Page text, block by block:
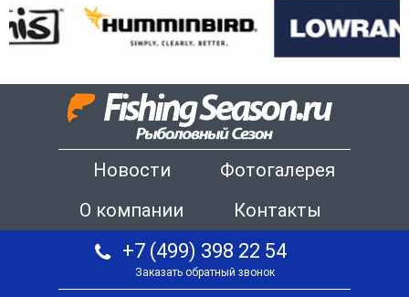
Новости
Фотогалерея
О компании
Контакты
+7 (499) 398 22 54
Заказать обратный звонок